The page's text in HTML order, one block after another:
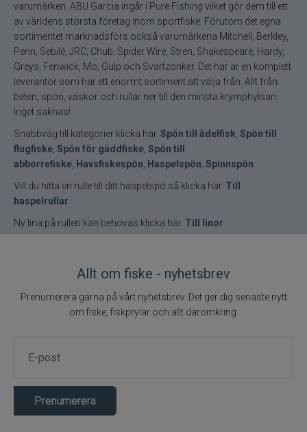
varumärken. ABU Garcia ingår i Pure Fishing vilket gör dem till ett
av världens största företag inom sportfiske. Förutom det egna
sortimentet marknadsförs också varumärkena Mitchell, Berkley,
Penn, Sebilé, JRC; Chub, Spider Wire, Stren, Shakespeare, Hardy,
Greys, Fenwick, Mo, Gulp och Svartzonker. Det här är en komplett
leverantör som har ett enormt sortiment att välja från. Allt från
beten, spön, väskor och rullar ner till den minsta krymphylsan.
Inget saknas!
Snabbväg till kategorier klicka här. Spön till ädelfisk Spön till
flugfiske Spön för gäddfiske Spön till
abborrefiske Havsfiskespön Haspelspön Spinnspön
Vill du hitta en rulle till ditt haspelspö så klicka här. Till
haspelrullar
Ny lina på rullen kan behövas klicka här. Till linor
Allt om fiske - nyhetsbrev
Prenumerera gärna på vårt nyhetsbrev. Det ger dig senaste nytt
om fiske, fiskprylar och allt däromkring.
Prenumerera